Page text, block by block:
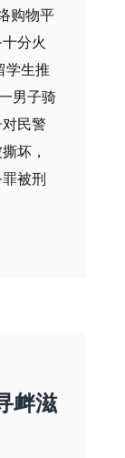
购物平
分火
学生推
男子骑
民警
坏，
被刑
衅滋